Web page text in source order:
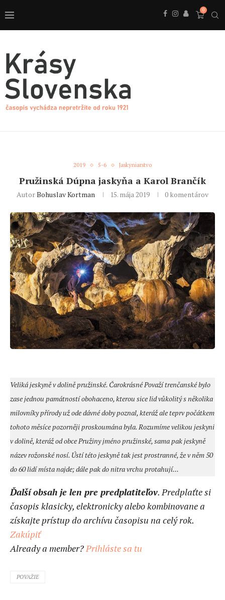
0
2019 5-6 Jaskyniarstvo
Pružinská Dúpna jaskyňa a Karol Brančík
AutorBohuslav Kortman 15. mája 2019 0 komentárov
Veliká jeskyně v dolině pružinské. Čarokrásné Považí trenčanské bylo
zase jednou památností obohaceno, kterou sice lid vůkolitý s několika
milovníky přírody už ode dávné doby poznal, kteráž ale teprv počátkem
tohoto měsíce pozorněji proskoumána byla. Rozumíme velikou jeskyni
v dolině, kteráž od obce Pružiny jméno pružinské, sama pak jeskyně
název rožonské nosí. Ústí této jeskyně tak jest prostranné, že v něm 50
do 60 lidí místa najde; dále pak do nitra vrchu protahují...
Ďalší obsah je len pre predplatiteľov. Predplaťte si
časopis klasicky, elektronicky alebo kombinovane a
získajte prístup do archívu časopisu na celý rok.
Zakúpiť
Already a member?Prihláste sa tu
POVAŽIE